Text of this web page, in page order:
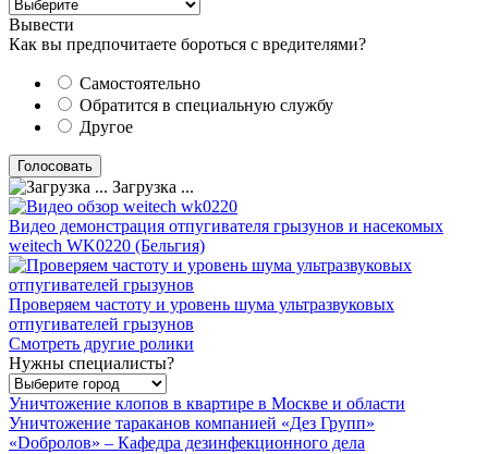
Вывести
Как вы предпочитаете бороться с вредителями?
Самостоятельно
Обратится в специальную службу
Другое
Загрузка ...
Видео демонстрация отпугивателя грызунов и насекомых
weitech WK0220 (Бельгия)
Проверяем частоту и уровень шума ультразвуковых
отпугивателей грызунов
Смотреть другие ролики
Нужны специалисты?
Уничтожение клопов в квартире в Москве и области
Уничтожение тараканов компанией «Дез Групп»
«Dобролов» – Кафедра дезинфекционного дела